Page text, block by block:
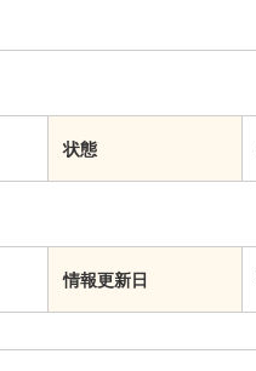
状態
情報更新日